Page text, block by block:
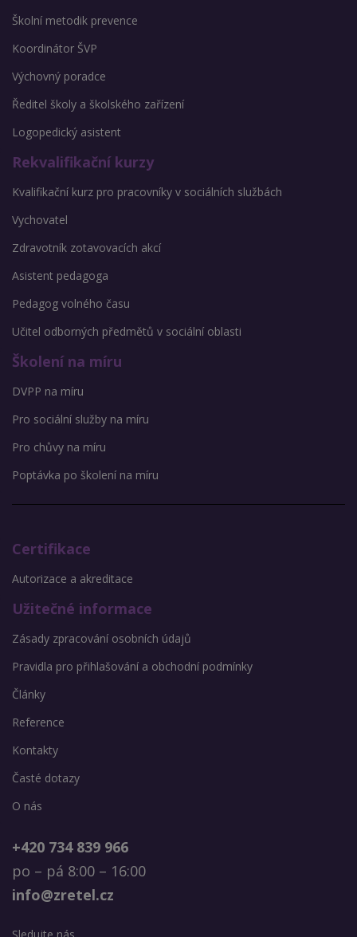
Školní metodik prevence
Koordinátor ŠVP
Výchovný poradce
Ředitel školy a školského zařízení
Logopedický asistent
Rekvalifikační kurzy
Kvalifikační kurz pro pracovníky v sociálních službách
Vychovatel
Zdravotník zotavovacích akcí
Asistent pedagoga
Pedagog volného času
Učitel odborných předmětů v sociální oblasti
Školení na míru
DVPP na míru
Pro sociální služby na míru
Pro chůvy na míru
Poptávka po školení na míru
Certifikace
Autorizace a akreditace
Užitečné informace
Zásady zpracování osobních údajů
Pravidla pro přihlašování a obchodní podmínky
Články
Reference
Kontakty
Časté dotazy
O nás
+420 734 839 966
po – pá 8:00 – 16:00
info@zretel.cz